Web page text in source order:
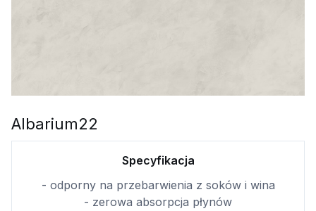
Albarium22
Specyfikacja
- odporny na przebarwienia z soków i wina
- zerowa absorpcja płynów